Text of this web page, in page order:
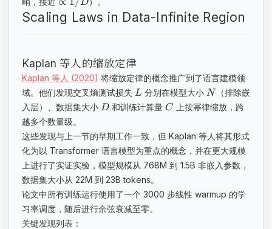
D
Scaling Laws in Data-Infinite Region
Kaplan 等人的缩放定律
Kaplan 等人 (2020) 将缩放定律的概念推广到了语言建模领
域。他们发现交叉熵测试损失 L 分别在模型大小 N
（排除嵌
入层）、数据集大小 D 和训练计算量C
上按幂律缩放，跨
越多个数量级。
这些发现与上一节的早期工作一致，但 Kaplan 等人将其形式
化为以 Transformer 语言模型为重点的概念，并在更大规模
上进行了实证实验，模型规模从 768M 到 1.5B 非嵌入参数，
数据集大小从 22M 到 23B tokens。
论文中所有训练运行使用了一个 3000 步线性 warmup 的学
习率调度，随后进行余弦衰减至零。
关键发现列表：